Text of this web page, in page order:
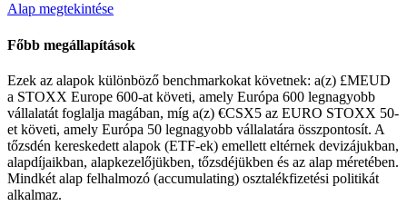
Alap megtekintése
Főbb megállapítások
Ezek az alapok különböző benchmarkokat követnek: a(z) £MEUD
a STOXX Europe 600-at követi, amely Európa 600 legnagyobb
vállalatát foglalja magában, míg a(z) €CSX5 az EURO STOXX 50-
et követi, amely Európa 50 legnagyobb vállalatára összpontosít. A
tőzsdén kereskedett alapok (ETF-ek) emellett eltérnek devizájukban,
alapdíjaikban, alapkezelőjükben, tőzsdéjükben és az alap méretében.
Mindkét alap felhalmozó (accumulating) osztalékfizetési politikát
alkalmaz.